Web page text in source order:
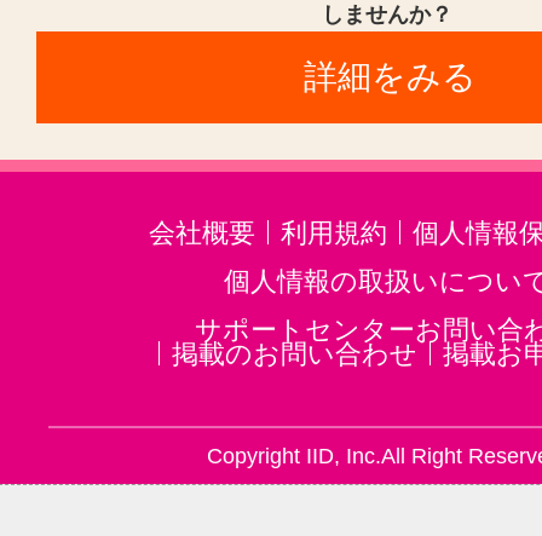
民族楽器(13)
二胡(39)
三味線
邦楽・J-POP(38)
音楽講師・教師(8)
ホルン(24)
音楽・楽器その他(54)
しませんか？
詳細をみる
会社概要 利用規約
個人情報
個人情報の取扱いについ
サポートセンターお問い合
掲載のお問い合わせ
掲載お
Copyright IID, Inc.All Right